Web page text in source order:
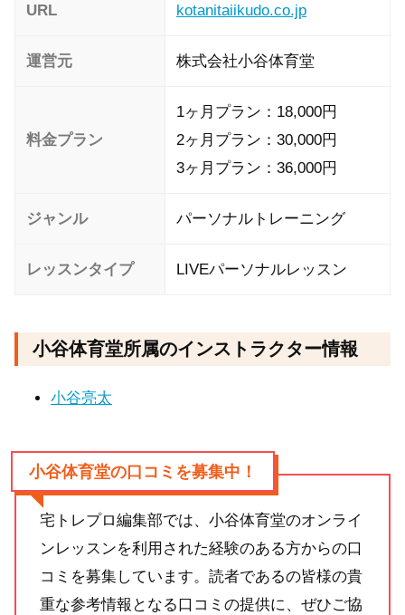
URL kotanitaiikudo.co.jp
運営元 株式会社小谷体育堂
料金プラン
1ヶ月プラン：18,000円
2ヶ月プラン：30,000円
3ヶ月プラン：36,000円
ジャンル パーソナルトレーニング
レッスンタイプ LIVEパーソナルレッスン
小谷体育堂所属のインストラクター情報
小谷亮太
小谷体育堂の口コミを募集中！
宅トレプロ編集部では、小谷体育堂のオンライ
ンレッスンを利用された経験のある方からの口
コミを募集しています。読者であるの皆様の貴
重な参考情報となる口コミの提供に、ぜひご協